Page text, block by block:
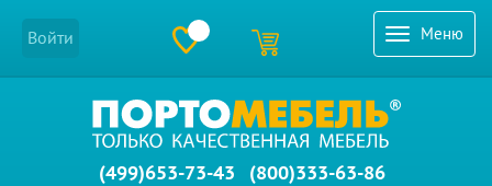
Меню
Войти
(499)653-73-43 (800)333-63-86